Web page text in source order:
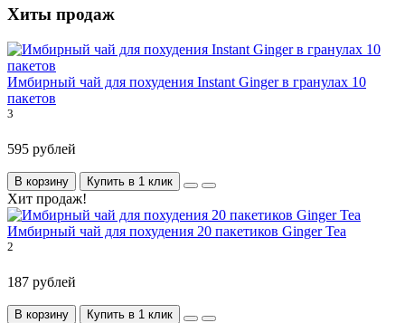
Хиты продаж
Имбирный чай для похудения Instant Ginger в гранулах 10
пакетов
3
595 рублей
В корзину Купить в 1 клик
Хит продаж!
Имбирный чай для похудения 20 пакетиков Ginger Tea
2
187 рублей
В корзину Купить в 1 клик